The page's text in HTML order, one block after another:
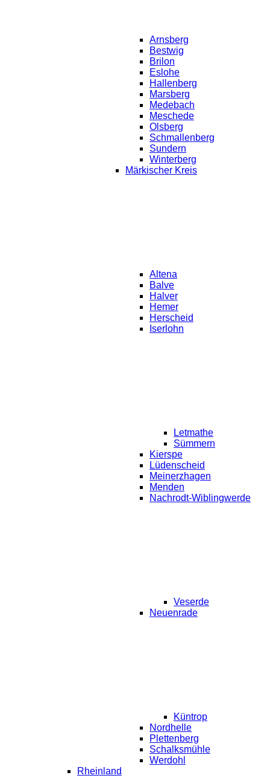
Arnsberg
Bestwig
Brilon
Eslohe
Hallenberg
Marsberg
Medebach
Meschede
Olsberg
Schmallenberg
Sundern
Winterberg
Märkischer Kreis
Altena
Balve
Halver
Hemer
Herscheid
Iserlohn
Letmathe
Sümmern
Kierspe
Lüdenscheid
Meinerzhagen
Menden
Nachrodt-Wiblingwerde
Veserde
Neuenrade
Küntrop
Nordhelle
Plettenberg
Schalksmühle
Werdohl
Rheinland